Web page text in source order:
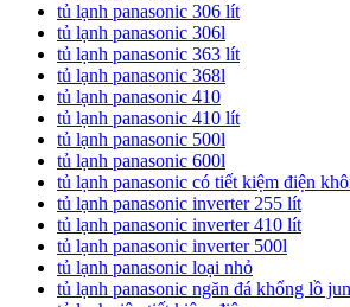
tủ lạnh panasonic 306 lít
tủ lạnh panasonic 306l
tủ lạnh panasonic 363 lít
tủ lạnh panasonic 368l
tủ lạnh panasonic 410
tủ lạnh panasonic 410 lít
tủ lạnh panasonic 500l
tủ lạnh panasonic 600l
tủ lạnh panasonic có tiết kiệm điện
tủ lạnh panasonic inverter 255 lít
tủ lạnh panasonic inverter 410 lít
tủ lạnh panasonic inverter 500l
tủ lạnh panasonic loại nhỏ
tủ lạnh panasonic ngăn đá khổng lồ